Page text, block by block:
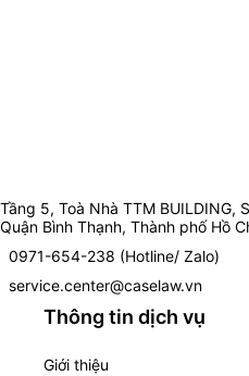
Tầng 5, Toà Nhà TTM BUILDING,
Quận Bình Thạnh, Thành phố Hồ
0971-654-238 (Hotline/ Zalo)
service.center@caselaw.vn
Thông tin dịch vụ
Giới thiệu